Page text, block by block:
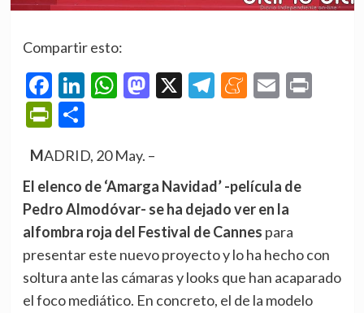
Compartir esto:
Facebook
LinkedIn
WhatsApp
Mastodon
X Telegram
Meneame
Email
PrintFriendly
Compartir
MADRID, 20 May. –
El elenco de ‘Amarga Navidad’ -película de
Pedro Almodóvar- se ha dejado ver en la
alfombra roja del Festival de Cannes para
presentar este nuevo proyecto y lo ha hecho con
soltura ante las cámaras y looks que han acaparado
el foco mediático. En concreto, el de la modelo